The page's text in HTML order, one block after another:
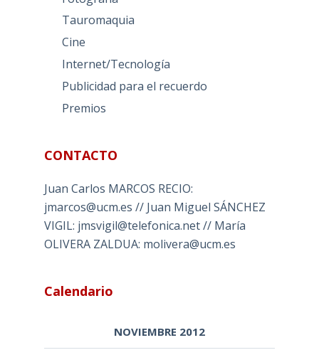
Tauromaquia
Cine
Internet/Tecnología
Publicidad para el recuerdo
Premios
CONTACTO
Juan Carlos MARCOS RECIO:
jmarcos@ucm.es // Juan Miguel SÁNCHEZ
VIGIL: jmsvigil@telefonica.net // María
OLIVERA ZALDUA: molivera@ucm.es
Calendario
NOVIEMBRE 2012